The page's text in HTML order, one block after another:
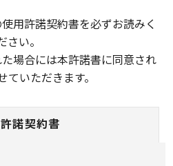
用許諾契約書を必ずお読みく
さい。
場合には本許諾書に同意され
ていただきます。
諾契約書